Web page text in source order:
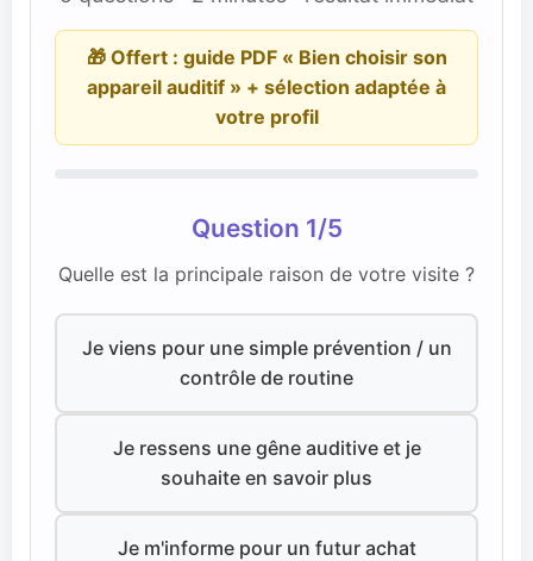
🎁 Offert : guide PDF « Bien choisir son
appareil auditif » + sélection adaptée à
votre profil
Question 1/5
Quelle est la principale raison de votre visite ?
Je viens pour une simple prévention / un
contrôle de routine
Je ressens une gêne auditive et je
souhaite en savoir plus
Je m'informe pour un futur achat